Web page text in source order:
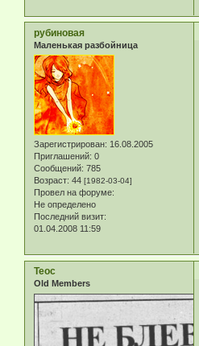
рубиновая
Маленькая разбойница
Зарегистрирован: 16.08.2005
Приглашений: 0
Сообщений: 785
Возраст: 44 [1982-03-04]
Провел на форуме:
Не определено
Последний визит:
01.04.2008 11:59
Teoc
Old Members